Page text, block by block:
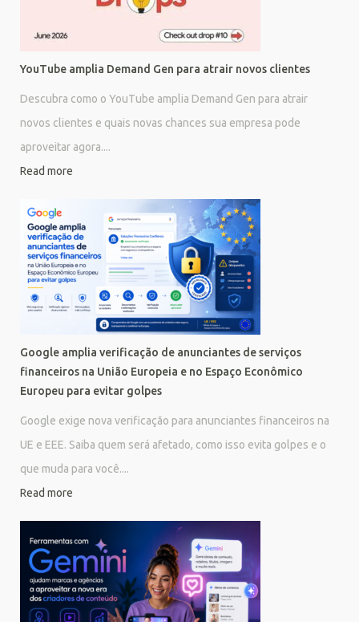
YouTube amplia Demand Gen para atrair novos clientes
Descubra como o YouTube amplia Demand Gen para atrair
novos clientes e quais novas chances sua empresa pode
aproveitar agora....
Read more
Google amplia verificação de anunciantes de serviços
financeiros na União Europeia e no Espaço Econômico
Europeu para evitar golpes
Google exige nova verificação para anunciantes financeiros na
UE e EEE. Saiba quem será afetado, como isso evita golpes e o
que muda para você....
Read more